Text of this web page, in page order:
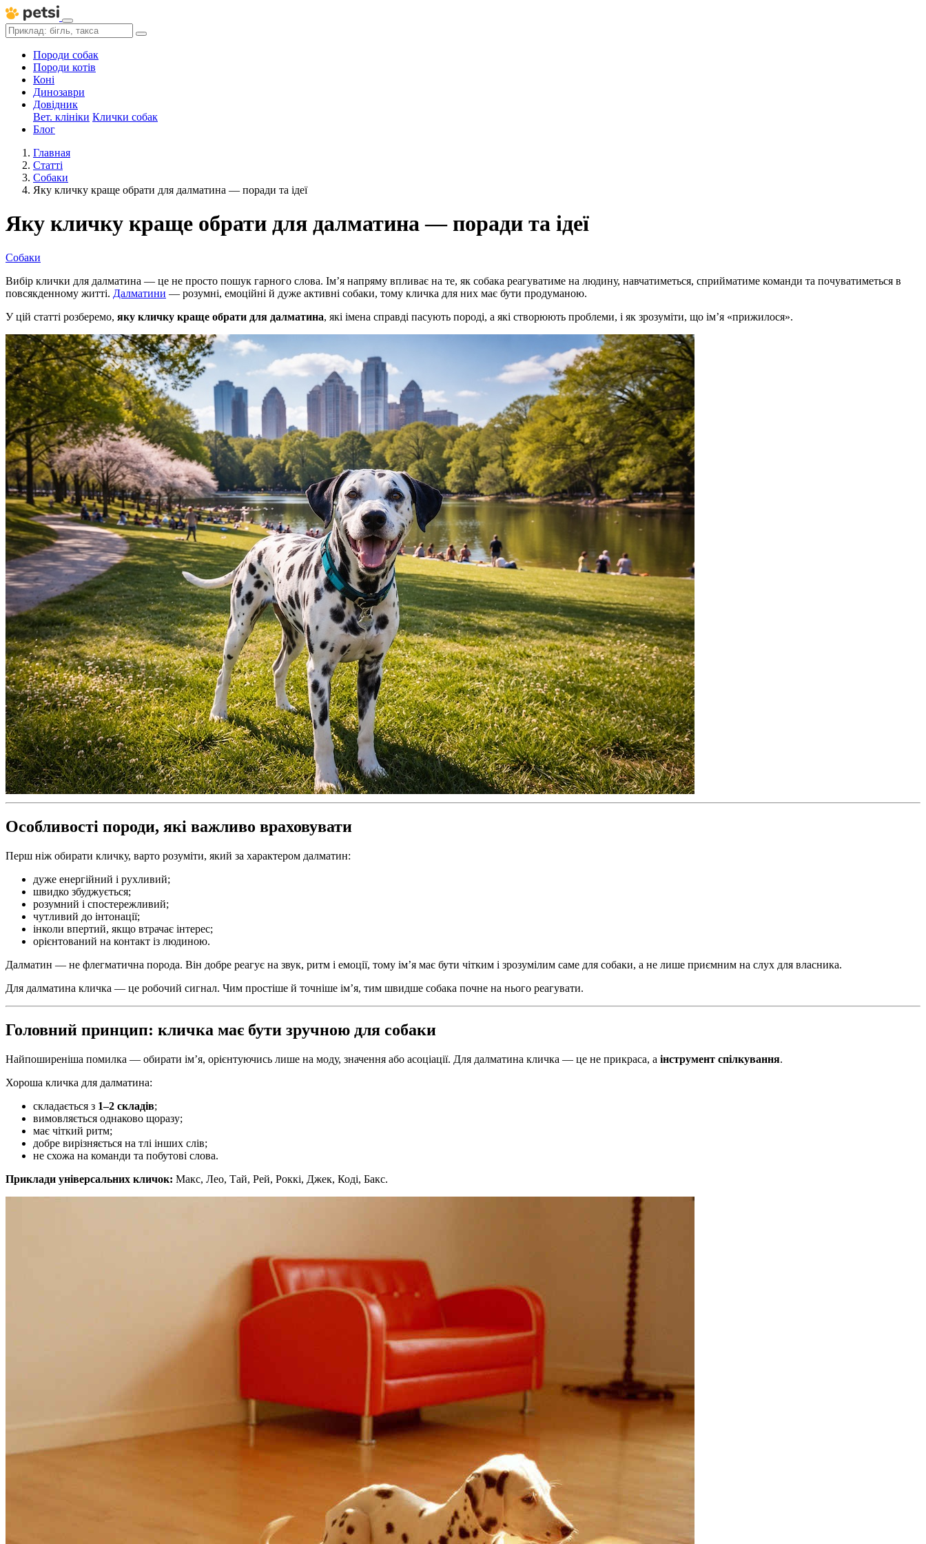
Породи собак
Породи котів
Коні
Динозаври
Довідник
Вет. клініки Клички собак
Блог
Главная
Статті
Собаки
Яку кличку краще обрати для далматина — поради та ідеї
Яку кличку краще обрати для далматина — поради та ідеї
Собаки
Вибір клички для далматина — це не просто пошук гарного слова. Ім’я напряму впливає на те, як собака реагуватиме на людину, навчатиметься, сприйматиме команди та почуватиметься в
повсякденному житті. Далматини — розумні, емоційні й дуже активні собаки, тому кличка для них має бути продуманою.
У цій статті розберемо, яку кличку краще обрати для далматина, які імена справді пасують породі, а які створюють проблеми, і як зрозуміти, що ім’я «прижилося».
Особливості породи, які важливо враховувати
Перш ніж обирати кличку, варто розуміти, який за характером далматин:
дуже енергійний і рухливий;
швидко збуджується;
розумний і спостережливий;
чутливий до інтонації;
інколи впертий, якщо втрачає інтерес;
орієнтований на контакт із людиною.
Далматин — не флегматична порода. Він добре реагує на звук, ритм і емоції, тому ім’я має бути чітким і зрозумілим саме для собаки, а не лише приємним на слух для власника.
Для далматина кличка — це робочий сигнал. Чим простіше й точніше ім’я, тим швидше собака почне на нього реагувати.
Головний принцип: кличка має бути зручною для собаки
Найпоширеніша помилка — обирати ім’я, орієнтуючись лише на моду, значення або асоціації. Для далматина кличка — це не прикраса, а інструмент спілкування.
Хороша кличка для далматина:
складається з 1–2 складів;
вимовляється однаково щоразу;
має чіткий ритм;
добре вирізняється на тлі інших слів;
не схожа на команди та побутові слова.
Приклади універсальних кличок: Макс, Лео, Тай, Рей, Роккі, Джек, Коді, Бакс.